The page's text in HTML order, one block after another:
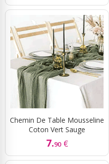
Chemin De Table Mousseline
Coton Vert Sauge
7.90 €